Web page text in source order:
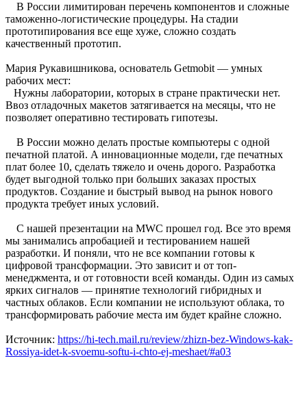
В России лимитирован перечень компонентов и сложные
таможенно-логистические процедуры. На стадии
прототипирования все еще хуже, сложно создать
качественный прототип.
Мария Рукавишникова, основатель Getmobit — умных
рабочих мест:
Нужны лаборатории, которых в стране практически нет.
Ввоз отладочных макетов затягивается на месяцы, что не
позволяет оперативно тестировать гипотезы.
В России можно делать простые компьютеры с одной
печатной платой. А инновационные модели, где печатных
плат более 10, сделать тяжело и очень дорого. Разработка
будет выгодной только при больших заказах простых
продуктов. Создание и быстрый вывод на рынок нового
продукта требует иных условий.
С нашей презентации на MWC прошел год. Все это время
мы занимались апробацией и тестированием нашей
разработки. И поняли, что не все компании готовы к
цифровой трансформации. Это зависит и от топ-
менеджмента, и от готовности всей команды. Один из самых
ярких сигналов — принятие технологий гибридных и
частных облаков. Если компании не используют облака, то
трансформировать рабочие места им будет крайне сложно.
Источник: https://hi-tech.mail.ru/review/zhizn-bez-Windows-kak-
Rossiya-idet-k-svoemu-softu-i-chto-ej-meshaet/#a03